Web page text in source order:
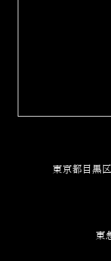
東京都目黒
東